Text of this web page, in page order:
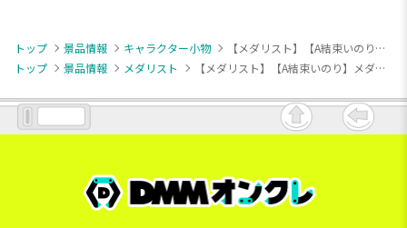
トップ 景品情報 キャラクター小物
【メダリスト】【A結束いのり】メダリスト くるくるスピンクリアスタンド（EX）
トップ
景品情報 メダリスト 【メダリスト】【A結束いのり】メダリスト くるくるスピンクリアスタンド（EX）